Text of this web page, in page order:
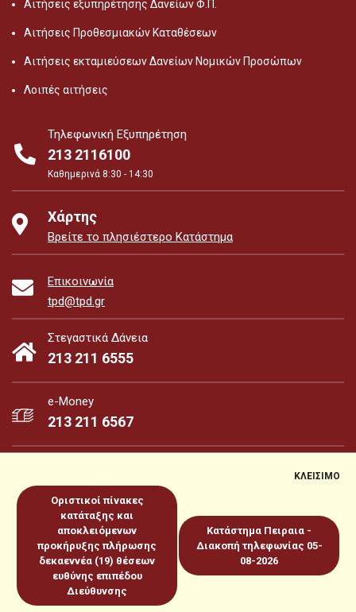
Αιτήσεις εξυπηρέτησης Δανείων Φ.Π.
Αιτήσεις Προθεσμιακών Καταθέσεων
Αιτήσεις εκταμιεύσεων Δανείων Νομικών Προσώπων
Λοιπές αιτήσεις
Τηλεφωνική Εξυπηρέτηση
213 2116100
Καθημερινά 8:30 - 14:30
Χάρτης
Βρείτε το πλησιέστερο Κατάστημα
Επικοινωνία
tpd@tpd.gr
Στεγαστικά Δάνεια
213 211 6555
e-Money
213 211 6567
e-Money
Sitemap Πολιτική για Cookies
Προστασία Προσωπικών
ΔεδομένωνΌροι χρήσεως
Copyright 2026 © www.tpd.gr
Produced by
ΚΛΕΙΣΙΜΟ
Οριστικοί πίνακες
κατάταξης και
αποκλειόμενων
προκήρυξης πλήρωσης
δεκαεννέα (19) θέσεων
ευθύνης επιπέδου
Διεύθυνσης
Κατάστημα Πειραια -
Διακοπή τηλεφωνίας 05-
08-2026